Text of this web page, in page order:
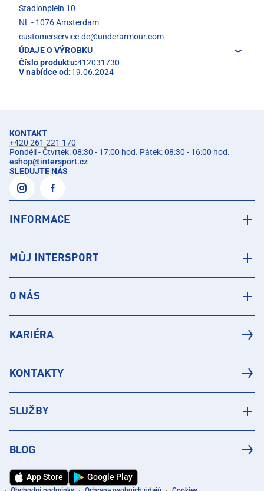
Stadionplein 10
NL - 1076 Amsterdam
customerservice.de@underarmour.com
ÚDAJE O VÝROBKU
Číslo produktu:412031730
V nabídce od:19.06.2024
KONTAKT
+420 261 221 170
Pondělí - Čtvrtek: 08:30 - 17:00 hod. Pátek: 08:30 - 16:00 hod.
eshop@intersport.cz
SLEDUJTE NÁS
INFORMACE
MŮJ INTERSPORT
O NÁS
KARIÉRA
KONTAKTY
SLUŽBY
BLOG
App Store Google Play